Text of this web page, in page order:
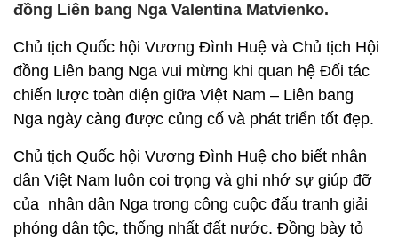
đồng Liên bang Nga Valentina Matvienko.
Chủ tịch Quốc hội Vương Đình Huệ và Chủ tịch Hội
đồng Liên bang Nga vui mừng khi quan hệ Đối tác
chiến lược toàn diện giữa Việt Nam – Liên bang
Nga ngày càng được củng cố và phát triển tốt đẹp.
Chủ tịch Quốc hội Vương Đình Huệ cho biết nhân
dân Việt Nam luôn coi trọng và ghi nhớ sự giúp đỡ
của nhân dân Nga trong công cuộc đấu tranh giải
phóng dân tộc, thống nhất đất nước. Đồng bày tỏ